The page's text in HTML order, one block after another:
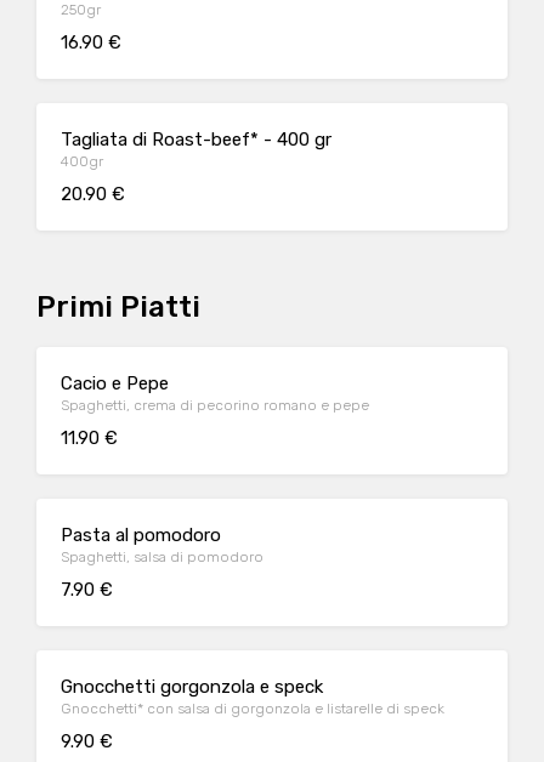
250gr
16.90 €
Tagliata di Roast-beef* - 400 gr
400gr
20.90 €
Primi Piatti
Cacio e Pepe
Spaghetti, crema di pecorino romano e pepe
11.90 €
Pasta al pomodoro
Spaghetti, salsa di pomodoro
7.90 €
Gnocchetti gorgonzola e speck
Gnocchetti* con salsa di gorgonzola e listarelle di speck
9.90 €